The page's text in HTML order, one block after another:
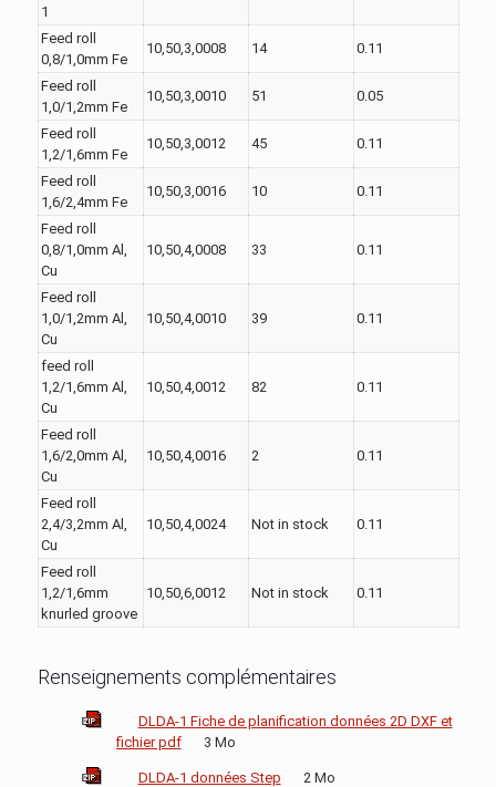
1
Feed roll
0,8/1,0mm Fe
10,50,3,0008 14 0.11
Feed roll
1,0/1,2mm Fe
10,50,3,0010 51 0.05
Feed roll
1,2/1,6mm Fe
10,50,3,0012 45 0.11
Feed roll
1,6/2,4mm Fe
10,50,3,0016 10 0.11
Feed roll
0,8/1,0mm Al,
Cu
10,50,4,0008 33 0.11
Feed roll
1,0/1,2mm Al,
Cu
10,50,4,0010 39 0.11
feed roll
1,2/1,6mm Al,
Cu
10,50,4,0012 82 0.11
Feed roll
1,6/2,0mm Al,
Cu
10,50,4,0016 2 0.11
Feed roll
2,4/3,2mm Al,
Cu
10,50,4,0024 Not in stock 0.11
Feed roll
1,2/1,6mm
knurled groove
10,50,6,0012 Not in stock 0.11
Renseignements complémentaires
DLDA-1 Fiche de planification données 2D DXF et
fichier pdf
3 Mo
DLDA-1 données Step 2 Mo